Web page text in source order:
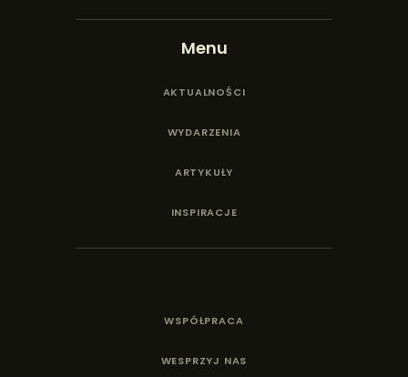
Menu
AKTUALNOŚCI
WYDARZENIA
ARTYKUŁY
INSPIRACJE
WSPÓŁPRACA
WESPRZYJ NAS